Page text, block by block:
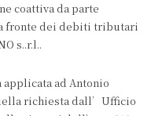
coattiva da parte
fronte dei debiti tributari
s..r.l..
ad Antonio
richiesta dall’Ufficio